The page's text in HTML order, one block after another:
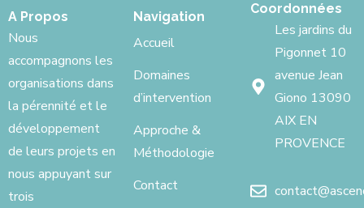
A Propos
Nous
accompagnons les
organisations dans
la pérennité et le
développement
de leurs projets en
nous appuyant sur
trois
Navigation
Accueil
Domaines
d’intervention
Approche &
Méthodologie
Contact
Coordonnées
Les jardins du
Pigonnet 10
avenue Jean
Giono 13090
AIX EN
PROVENCE